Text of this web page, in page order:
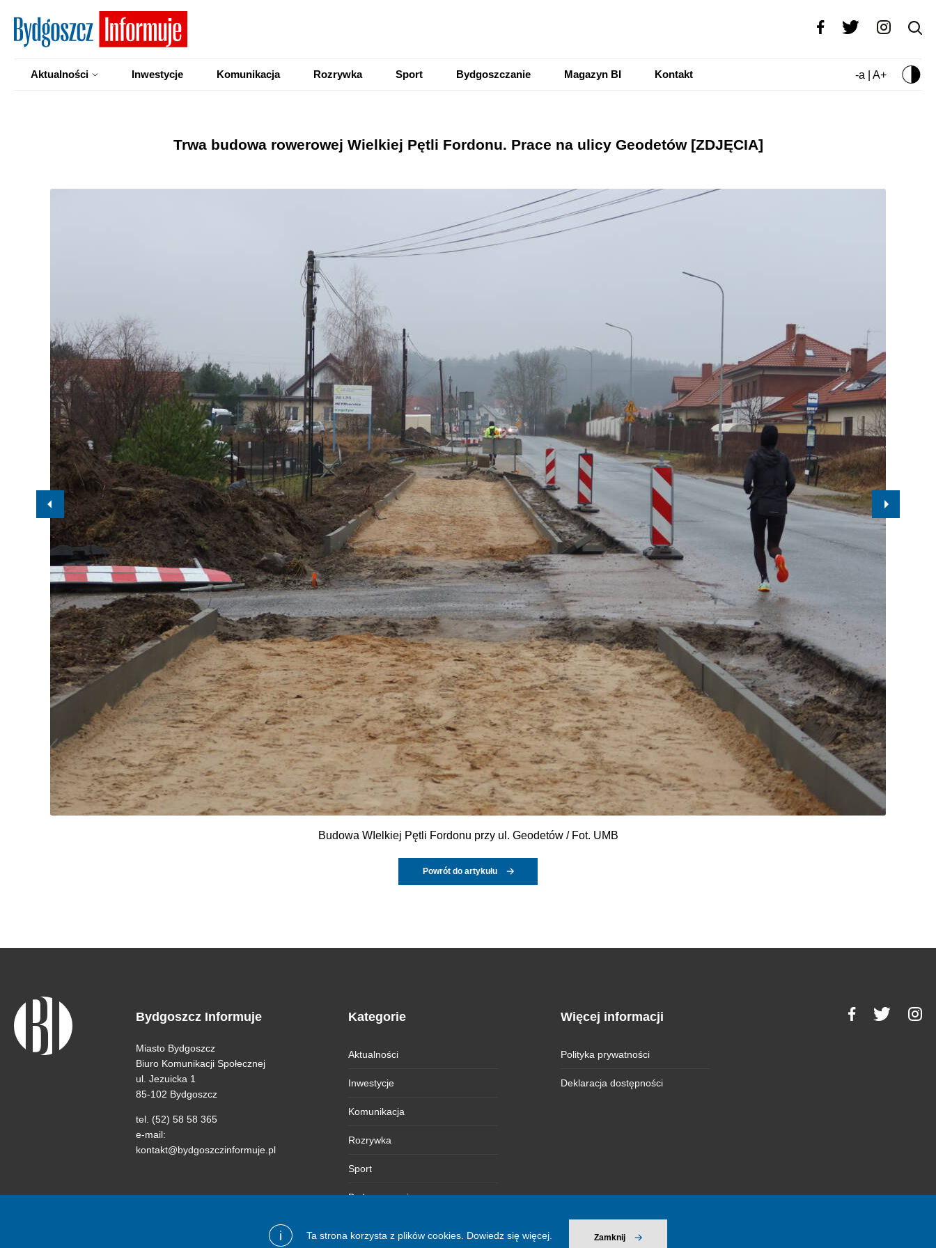
i Ta strona korzysta z plików cookies. Dowiedz się więcej. Zamknij
Aktualności Inwestycje Komunikacja Rozrywka Sport Bydgoszczanie Magazyn BI Kontakt -a | A+
Trwa budowa rowerowej Wielkiej Pętli Fordonu. Prace na ulicy Geodetów [ZDJĘCIA]
Budowa WIelkiej Pętli Fordonu przy ul. Geodetów / Fot. UMB
Powrót do artykułu
Bydgoszcz Informuje
Miasto Bydgoszcz
Biuro Komunikacji Społecznej
ul. Jezuicka 1
85-102 Bydgoszcz
tel. (52) 58 58 365
e-mail:
kontakt@bydgoszczinformuje.pl
Kategorie
Aktualności
Inwestycje
Komunikacja
Rozrywka
Sport
Bydgoszczanie
Więcej informacji
Polityka prywatności
Deklaracja dostępności